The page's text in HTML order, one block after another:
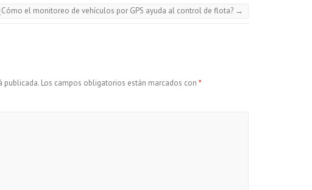
el monitoreo de vehículos por GPS ayuda al control de flota? →
publicada. Los campos obligatorios están marcados con *